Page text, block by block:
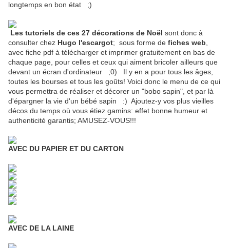
longtemps en bon état ;)
Les tutoriels de ces 27 décorations de Noël sont donc à
consulter chez Hugo l'escargot; sous forme de fiches web
avec fiche pdf à télécharger et imprimer gratuitement en bas de
chaque page, pour celles et ceux qui aiment bricoler ailleurs que
devant un écran d'ordinateur ;0) Il y en a pour tous les âges,
toutes les bourses et tous les goûts! Voici donc le menu de ce qui
vous permettra de réaliser et décorer un "bobo sapin", et par là
d'épargner la vie d'un bébé sapin :) Ajoutez-y vos plus vieilles
décos du temps où vous étiez gamins: effet bonne humeur et
authenticité garantis; AMUSEZ-VOUS!!!
AVEC DU PAPIER ET DU CARTON
AVEC DE LA LAINE